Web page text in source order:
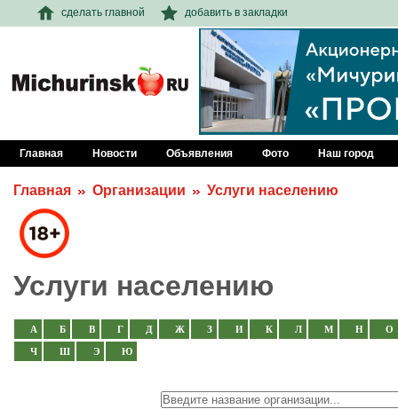
сделать главной добавить в закладки
Главная Новости Объявления Фото Наш город
Главная Организации Услуги населению
Услуги населению
А Б В Г Д Ж З И К Л М Н О
Ч Ш Э Ю